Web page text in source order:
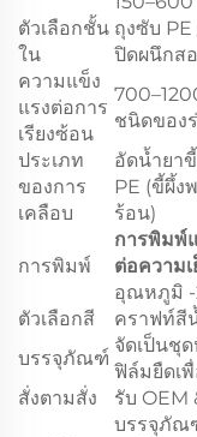
ตัวเลือกชั้น
ใน
ถุงซับ
ปิดผนึกส
ความแข็ง
แรงต่อการ
เรียงซ้อน
ชนิดของ
ประเภท
ของการ
เคลือบ
อัดน้ำยา
PE (ขี้ผึ้ง
ร้อน)
การพิมพ์
การพิมพ์
ต่อความ
อุณหภูมิ -
ตัวเลือกสี
คราฟท์สี
บรรจุภัณฑ์
จัดเป็นชุ
ฟิล์มยืดเ
สั่งตามสั่ง
รับ OEM
บรรจุภัณ